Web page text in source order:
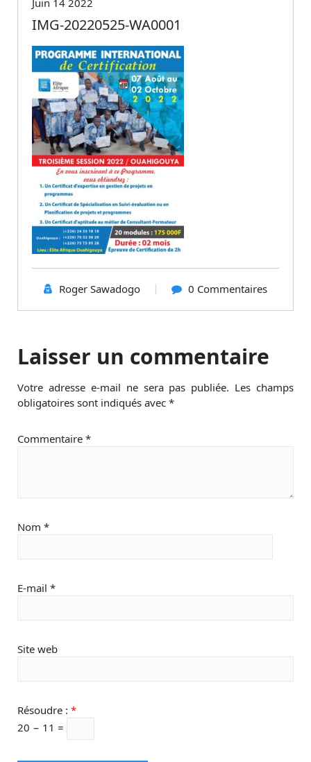
IMG-20220525-WA0001
Roger Sawadogo 0 Commentaires
Laisser un commentaire
Votre adresse e-mail ne sera pas publiée. Les champs
obligatoires sont indiqués avec *
Commentaire *
Nom *
E-mail *
Site web
Résoudre : *
20 − 11 =